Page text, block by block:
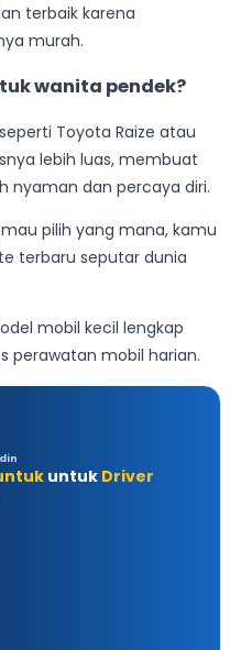
terbaik karena
murah.
wanita pendek?
Toyota Raize atau
lebih luas, membuat
nyaman dan percaya diri.
pilih yang mana, kamu
terbaru seputar dunia
mobil kecil lengkap
perawatan mobil harian.
untuk Driver